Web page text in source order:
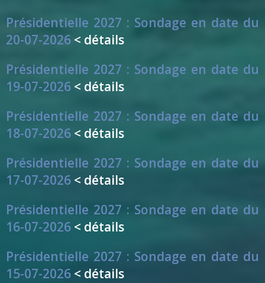
Présidentielle 2027 : Sondage en date du
20-07-2026 < détails
Présidentielle 2027 : Sondage en date du
19-07-2026 < détails
Présidentielle 2027 : Sondage en date du
18-07-2026 < détails
Présidentielle 2027 : Sondage en date du
17-07-2026 < détails
Présidentielle 2027 : Sondage en date du
16-07-2026 < détails
Présidentielle 2027 : Sondage en date du
15-07-2026 < détails